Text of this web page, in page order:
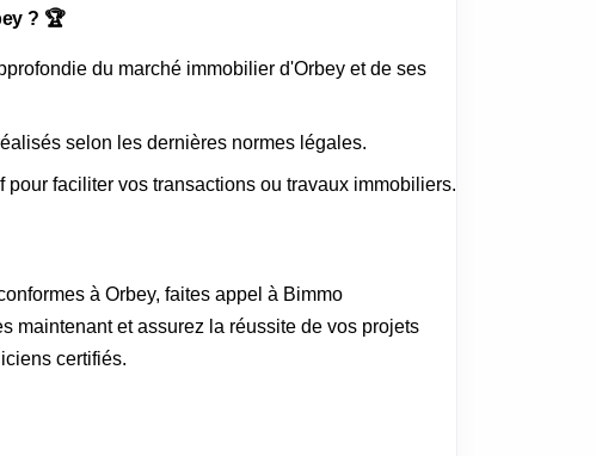
? 🏆
du marché immobilier d'Orbey et de ses
selon les dernières normes légales.
pour faciliter vos transactions ou travaux immobiliers.
à Orbey, faites appel à Bimmo
maintenant et assurez la réussite de vos projets
certifiés.